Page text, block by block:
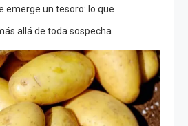
emerge un tesoro: lo que
allá de toda sospecha